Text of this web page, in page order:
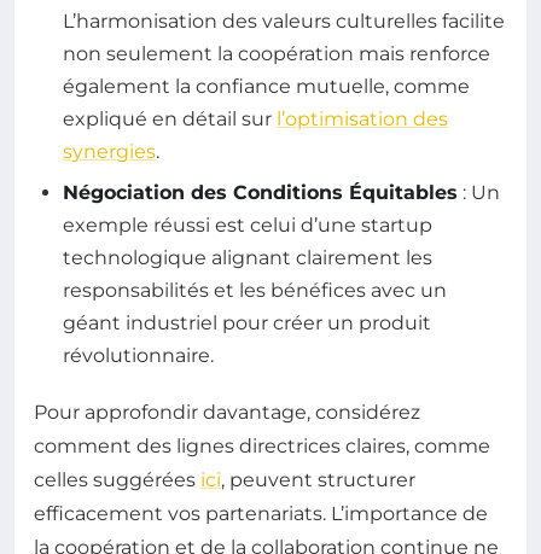
L’harmonisation des valeurs culturelles facilite
non seulement la coopération mais renforce
également la confiance mutuelle, comme
expliqué en détail sur l’optimisation des
synergies.
Négociation des Conditions Équitables : Un
exemple réussi est celui d’une startup
technologique alignant clairement les
responsabilités et les bénéfices avec un
géant industriel pour créer un produit
révolutionnaire.
Pour approfondir davantage, considérez
comment des lignes directrices claires, comme
celles suggérées ici, peuvent structurer
efficacement vos partenariats. L’importance de
la coopération et de la collaboration continue ne